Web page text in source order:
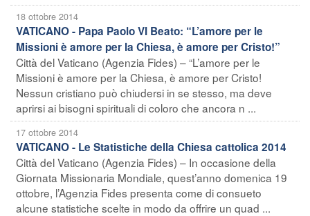
18 ottobre 2014
VATICANO - Papa Paolo VI Beato: “L’amore per le
Missioni è amore per la Chiesa, è amore per Cristo!”
Città del Vaticano (Agenzia Fides) – “L’amore per le
Missioni è amore per la Chiesa, è amore per Cristo!
Nessun cristiano può chiudersi in se stesso, ma deve
aprirsi ai bisogni spirituali di coloro che ancora n ...
17 ottobre 2014
VATICANO - Le Statistiche della Chiesa cattolica 2014
Città del Vaticano (Agenzia Fides) – In occasione della
Giornata Missionaria Mondiale, quest’anno domenica 19
ottobre, l’Agenzia Fides presenta come di consueto
alcune statistiche scelte in modo da offrire un quad ...